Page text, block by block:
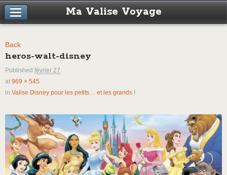
Ma Valise Voyage
Back
heros-walt-disney
Published février 27
at 969 × 545
in Valise Disney pour les petits… et les grands !